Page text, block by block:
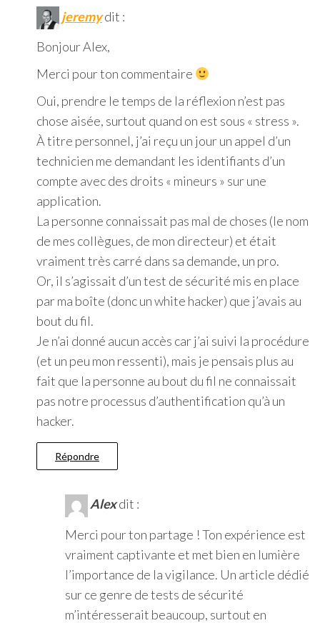
jeremydit :
Bonjour Alex,
Merci pour ton commentaire
Oui, prendre le temps de la réflexion n’est pas
chose aisée, surtout quand on est sous « stress ».
À titre personnel, j’ai reçu un jour un appel d’un
technicien me demandant les identifiants d’un
compte avec des droits « mineurs » sur une
application.
La personne connaissait pas mal de choses (le nom
de mes collègues, de mon directeur) et était
vraiment très carré dans sa demande, un pro.
Or, il s’agissait d’un test de sécurité mis en place
par ma boîte (donc un white hacker) que j’avais au
bout du fil.
Je n’ai donné aucun accès car j’ai suivi la procédure
(et un peu mon ressenti), mais je pensais plus au
fait que la personne au bout du fil ne connaissait
pas notre processus d’authentification qu’à un
hacker.
Répondre
Alexdit :
Merci pour ton partage ! Ton expérience est
vraiment captivante et met bien en lumière
l’importance de la vigilance. Un article dédié
sur ce genre de tests de sécurité
m’intéresserait beaucoup, surtout en